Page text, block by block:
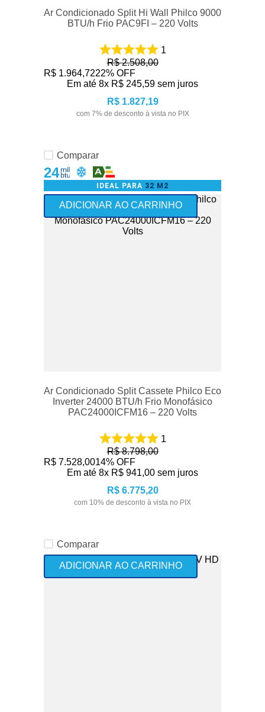
Ar Condicionado Split Hi Wall Philco 9000
BTU/h Frio PAC9FI – 220 Volts
1
R$ 2.508,00
R$ 1.964,7222% OFF
Em até 8x R$ 245,59 sem juros
R$ 1.827,19
com 7% de desconto à vista no PIX
Comparar
24
IDEAL PARA 32 M2
Frete Grátis - exceto Norte
ADICIONAR AO CARRINHO
Ar Condicionado Split Cassete Philco Eco
Inverter 24000 BTU/h Frio Monofásico
PAC24000ICFM16 – 220 Volts
1
R$ 8.798,00
R$ 7.528,0014% OFF
Em até 8x R$ 941,00 sem juros
R$ 6.775,20
com 10% de desconto à vista no PIX
Comparar
ADICIONAR AO CARRINHO